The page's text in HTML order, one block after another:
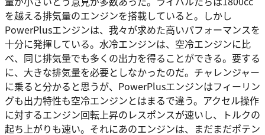
を越える排気量のエンジンを搭載していると。しかし
PowerPlusエンジンは、我々が求めた高いパフォーマンスを
十分に発揮している。水冷エンジンは、空冷エンジンに比
べ、同じ排気量でも多くの出力を得ることができる。要する
に、大きな排気量を必要としなかったのだ。チャレンジャー
に乗ると分かると思うが、PowerPlusエンジンはフィーリン
グも出力特性も空冷エンジンとはまるで違う。アクセル操作
に対するエンジン回転上昇のレスポンスが速いし、トルクの
起ち上がりも速い。それにあのエンジンは、まだまだポテン